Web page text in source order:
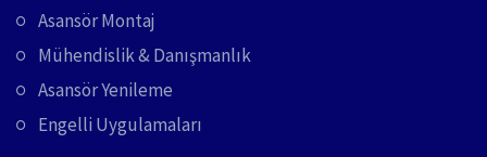
Asansör Montaj
Mühendislik & Danışmanlık
Asansör Yenileme
Engelli Uygulamaları